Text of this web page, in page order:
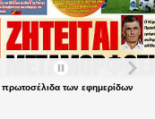
πρωτοσέλιδατων εφημερίδων